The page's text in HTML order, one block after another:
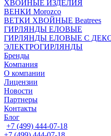
ХВОЙНЫЕ ИЗДЕЛИЯ
ВЕНКИ Morozco
ВЕТКИ ХВОЙНЫЕ Beatrees
ГИРЛЯНДЫ ЕЛОВЫЕ
ГИРЛЯНДЫ ЕЛОВЫЕ С
ЭЛЕКТРОГИРЛЯНДЫ
Бренды
Компания
О компании
Лицензии
Новости
Партнеры
Контакты
Блог
+7 (499) 444-07-18